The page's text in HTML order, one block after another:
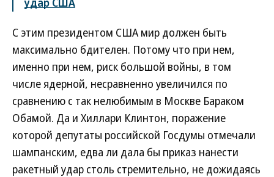
С этим президентом США мир должен быть
максимально бдителен. Потому что при нем,
именно при нем, риск большой войны, в том
числе ядерной, несравненно увеличился по
сравнению с так нелюбимым в Москве Бараком
Обамой. Да и Хиллари Клинтон, поражение
которой депутаты российской Госдумы отмечали
шампанским, едва ли дала бы приказ нанести
ракетный удар столь стремительно, не дожидаясь